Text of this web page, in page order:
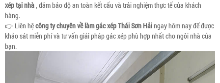
xép tại nhà, đảm bảo độ an toàn kết cấu và trải nghiệm thực tế của khách
hàng.
👉 Liên hệcông ty chuyên về làm gác xépThái Sơn Hảingay hôm nay để được
khảo sát miễn phí và tư vấn giải pháp gác xép phù hợp nhất cho ngôi nhà của
bạn.